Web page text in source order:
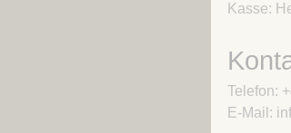
Kasse:
Telefon:
E-Mail: